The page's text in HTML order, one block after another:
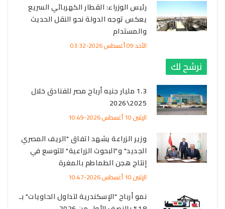
رئيس الوزراء: القطار الكهربائي السريع
يعكس توجه الدولة نحو النقل الحديث
والمستدام
الأحد 09 أغسطس 2026-03:32
نرشح لك
1.3 مليار جنيه أرباح مصر للفنادق خلال
2025\2026
الإثنين 10 أغسطس 2026-10:49
وزير الزراعة يشهد اتفاق "الريف المصري
الجديد" و"البحوث الزراعية" للتوسع في
إنتاج هجن الطماطم بالمغرة
الإثنين 10 أغسطس 2026-10:47
نمو أرباح "الإسكندرية لتداول الحاويات" بـ